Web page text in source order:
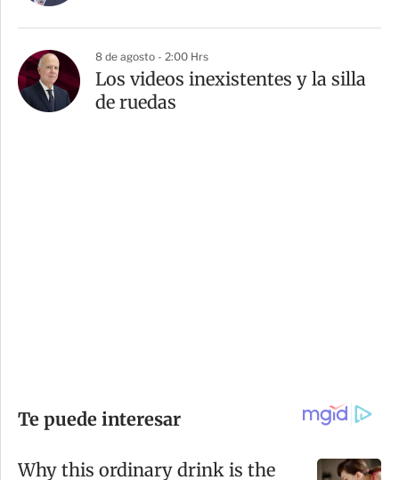
8 de agosto - 2:00 Hrs
Los videos inexistentes y la silla
de ruedas